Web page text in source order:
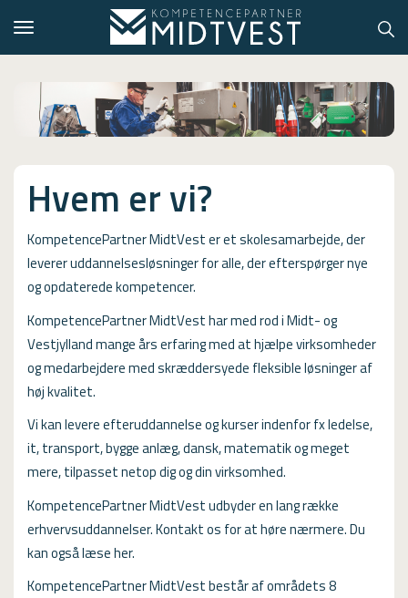
navigation
Kontakt konsulent
Erhvervsuddannelser
ONLINE
VUF
PCR
USMA
Videoguides
Hvem er vi?
KompetencePartner MidtVest er et skolesamarbejde, der
leverer uddannelsesløsninger for alle, der efterspørger nye
og opdaterede kompetencer.
KompetencePartner MidtVest har med rod i Midt- og
Vestjylland mange års erfaring med at hjælpe virksomheder
og medarbejdere med skræddersyede fleksible løsninger af
høj kvalitet.
Vi kan levere efteruddannelse og kurser indenfor fx ledelse,
it, transport, bygge anlæg, dansk, matematik og meget
mere, tilpasset netop dig og din virksomhed.
KompetencePartner MidtVest udbyder en lang række
erhvervsuddannelser. Kontakt os for at høre nærmere. Du
kan også læse her.
KompetencePartner MidtVest består af områdets 8